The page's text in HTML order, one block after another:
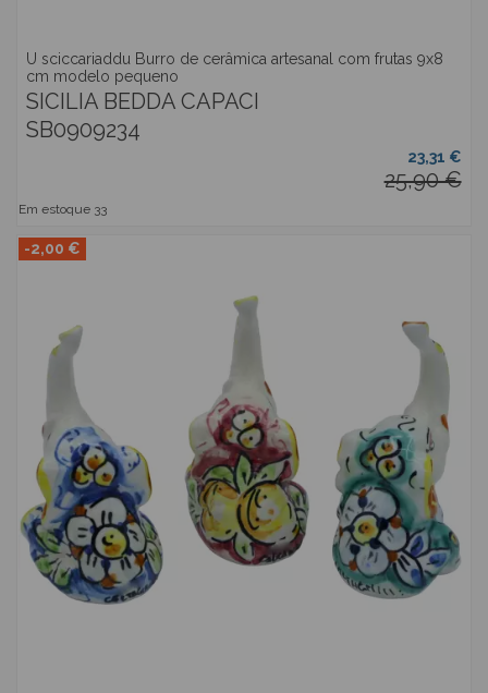
U sciccariaddu Burro de cerâmica artesanal com frutas 9x8
cm modelo pequeno
SICILIA BEDDA CAPACI
SB0909234
23,31 €
25,90 €
Em estoque 33
-2,00 €